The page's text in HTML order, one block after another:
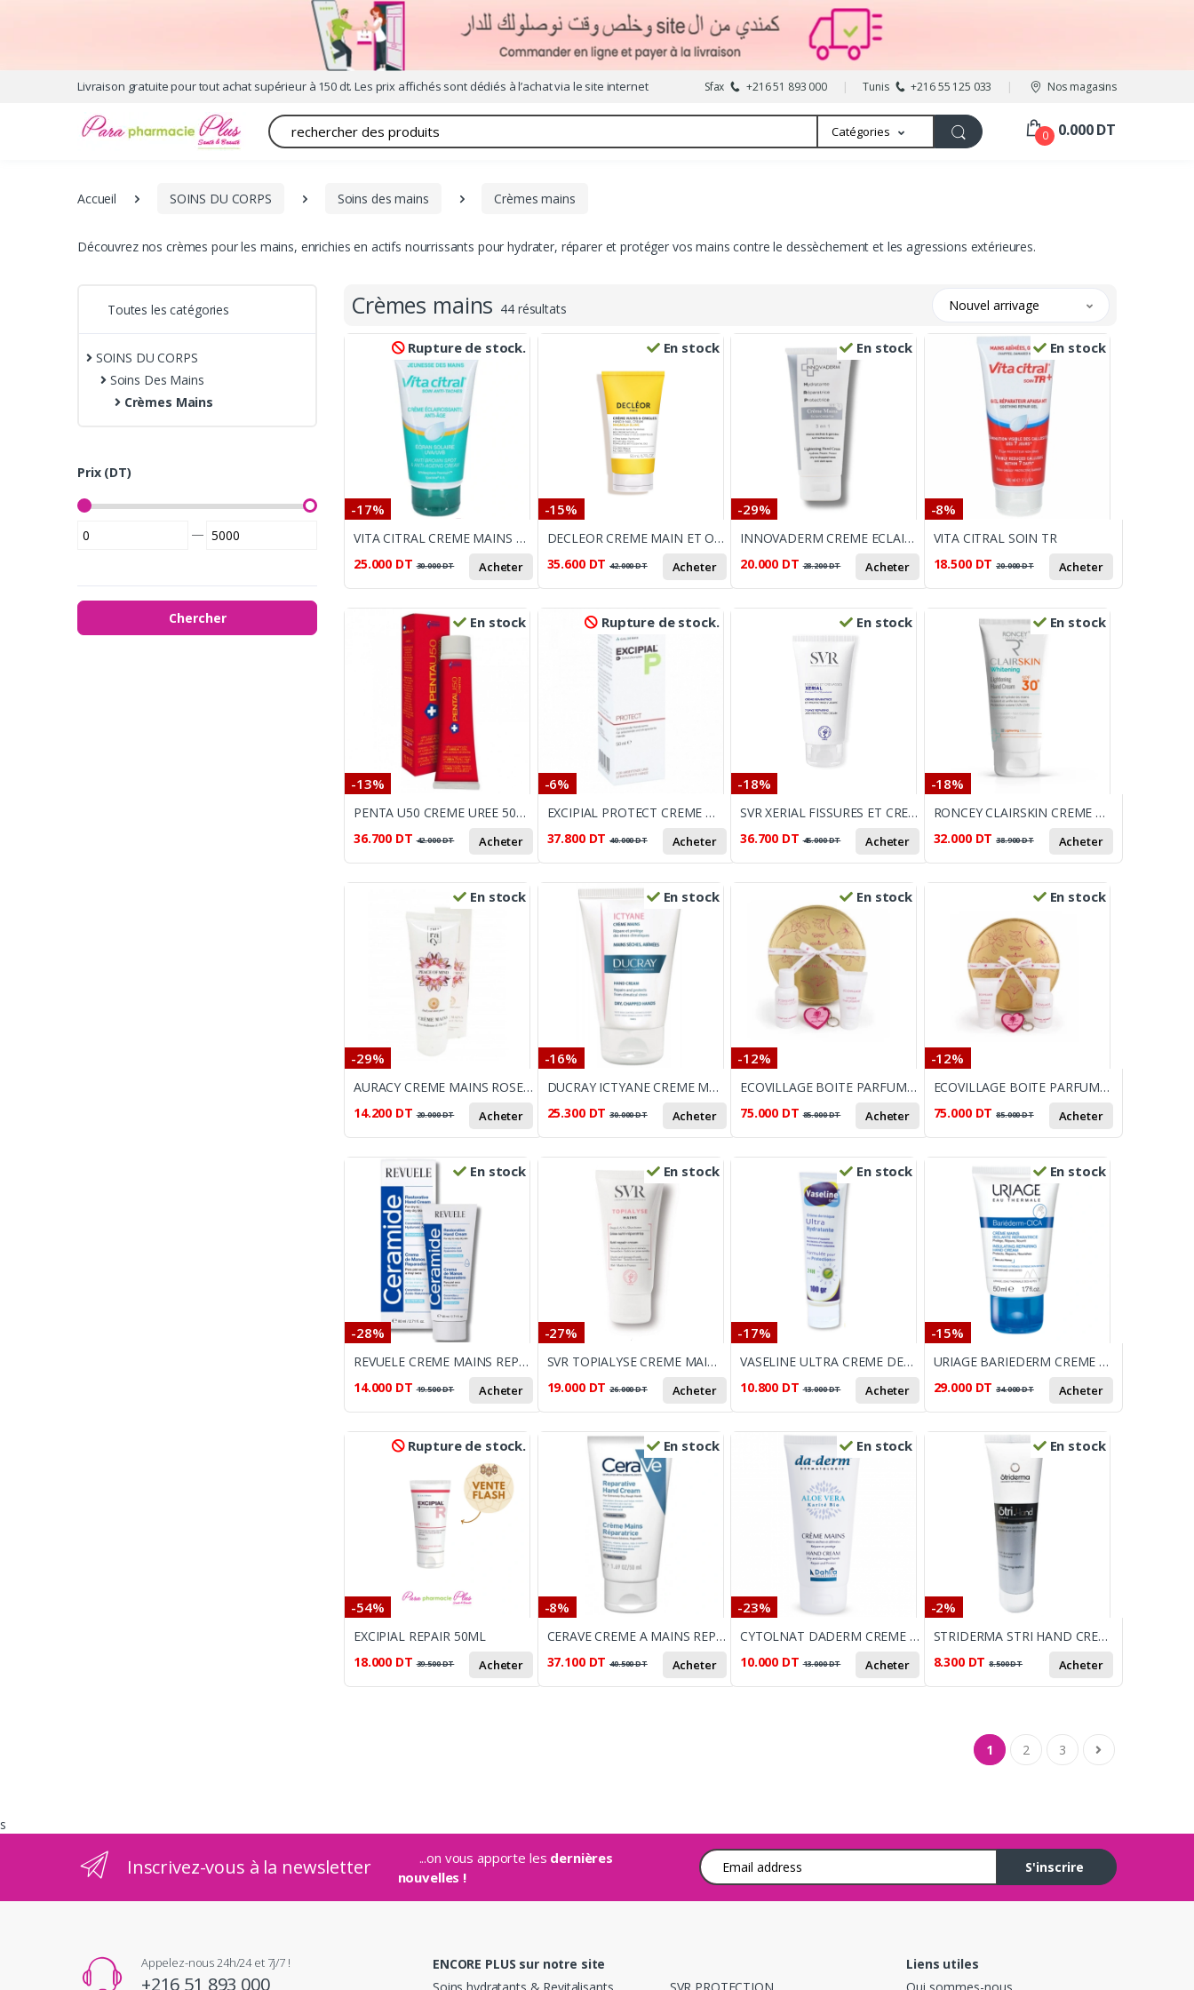
Livraison gratuite pour tout achat supérieur à 150 dt. Les prix affichés sont dédiés à l’achat via le site internet Sfax +216 51 893 000 Tunis +216 55 125 033 Nos magasins
Recherche Catégories 0 0.000 DT
Accueil SOINS DU CORPS Soins des mains Crèmes mains
Découvrez nos crèmes pour les mains, enrichies en actifs nourrissants pour hydrater, réparer et protéger vos mains contre le dessèchement et les agressions extérieures.
Toutes les catégories
SOINS DU CORPS
Soins Des Mains
Crèmes Mains
Prix (DT)
—
Chercher
Crèmes mains 44 résultats Nouvel arrivage
Rupture de stock.
-17%
VITA CITRAL CREME MAINS ANTI AGE ECLAIRCISSANTE AVEC SPF, 75ML
25.000 DT 30.000DT Acheter
En stock
-15%
DECLEOR CREME MAIN ET ONGLES 50ML
35.600 DT 42.000DT Acheter
En stock
-29%
INNOVADERM CREME ECLAIRCISSANTE MAINS SPF30 100ML
20.000 DT 28.200DT Acheter
En stock
-8%
VITA CITRAL SOIN TR
18.500 DT 20.000DT Acheter
En stock
-13%
PENTA U50 CREME UREE 50% 30ML
36.700 DT 42.000DT Acheter
Rupture de stock.
-6%
EXCIPIAL PROTECT CREME MAINS 50ML
37.800 DT 40.000DT Acheter
En stock
-18%
SVR XERIAL FISSURES ET CREVASSES 50 ML
36.700 DT 45.000DT Acheter
En stock
-18%
RONCEY CLAIRSKIN CREME A MAINS SPF30+ 100ML
32.000 DT 38.900DT Acheter
En stock
-29%
AURACY CREME MAINS ROSE INDIENNE&THE VERT 75GR
14.200 DT 20.000DT Acheter
En stock
-16%
DUCRAY ICTYANE CREME MAINS 50ML
25.300 DT 30.000DT Acheter
En stock
-12%
ECOVILLAGE BOITE PARFUM UNDER THE JASMINE
75.000 DT 85.000DT Acheter
En stock
-12%
ECOVILLAGE BOITE PARFUM SENSUAL MOMENT
75.000 DT 85.000DT Acheter
En stock
-28%
REVUELE CREME MAINS REPARATRICE AU CERAMIDE 80ML
14.000 DT 19.500DT Acheter
En stock
-27%
SVR TOPIALYSE CREME MAINS 50ML
19.000 DT 26.000DT Acheter
En stock
-17%
VASELINE ULTRA CREME DERMIQUE 100G
10.800 DT 13.000DT Acheter
En stock
-15%
URIAGE BARIEDERM CREME MAINS 50 ML
29.000 DT 34.000DT Acheter
Rupture de stock.
-54%
EXCIPIAL REPAIR 50ML
18.000 DT 39.500DT Acheter
En stock
-8%
CERAVE CREME A MAINS REPARATRICE 50ML
37.100 DT 40.500DT Acheter
En stock
-23%
CYTOLNAT DADERM CREME MAINS 100ML
10.000 DT 13.000DT Acheter
En stock
-2%
STRIDERMA STRI HAND CREME MAINS PROTECTRICE 100ML
8.300 DT 8.500DT Acheter
1 2 3
s
Inscrivez-vous à la newsletter ...on vous apporte les dernières
nouvelles !
Adresse e-mail
S'inscrire
Appelez-nous 24h/24 et 7j/7 !
+216 51 893 000
ENCORE PLUS sur notre site
Liens utiles